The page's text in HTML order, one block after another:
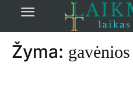
žymos Gavėnios
Žyma: